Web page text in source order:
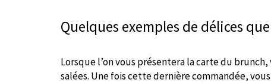
Quelques exemples de délices
Lorsque l’on vous présentera la carte du
salées. Une fois cette dernière commandée,